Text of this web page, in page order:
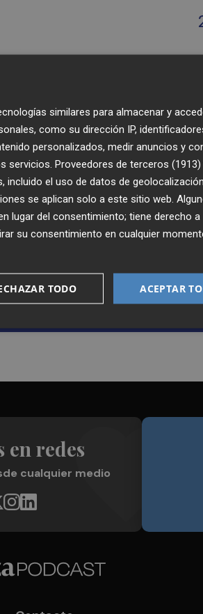
tu correo
en redes
cualquier medio
similares para almacenar y
como su dirección IP,
personalizados, medir anuncios y
servicios. Proveedores de terceros (1913)
el uso de datos de geolocalización
se aplican solo a este sitio web.
lugar del consentimiento; tiene derecho a
su consentimiento en cualquier
ACEPTAR
TODO